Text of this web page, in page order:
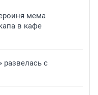
мема
в кафе
развелась с